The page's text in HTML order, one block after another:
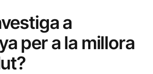
a
per a la millora